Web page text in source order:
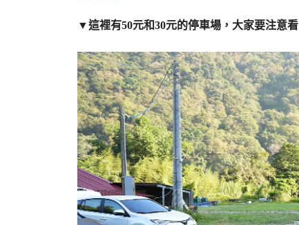
▼這裡有50元和30元的停車場，大家要注意看